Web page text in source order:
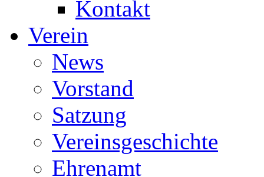
Kontakt
Verein
News
Vorstand
Satzung
Vereinsgeschichte
Ehrenamt